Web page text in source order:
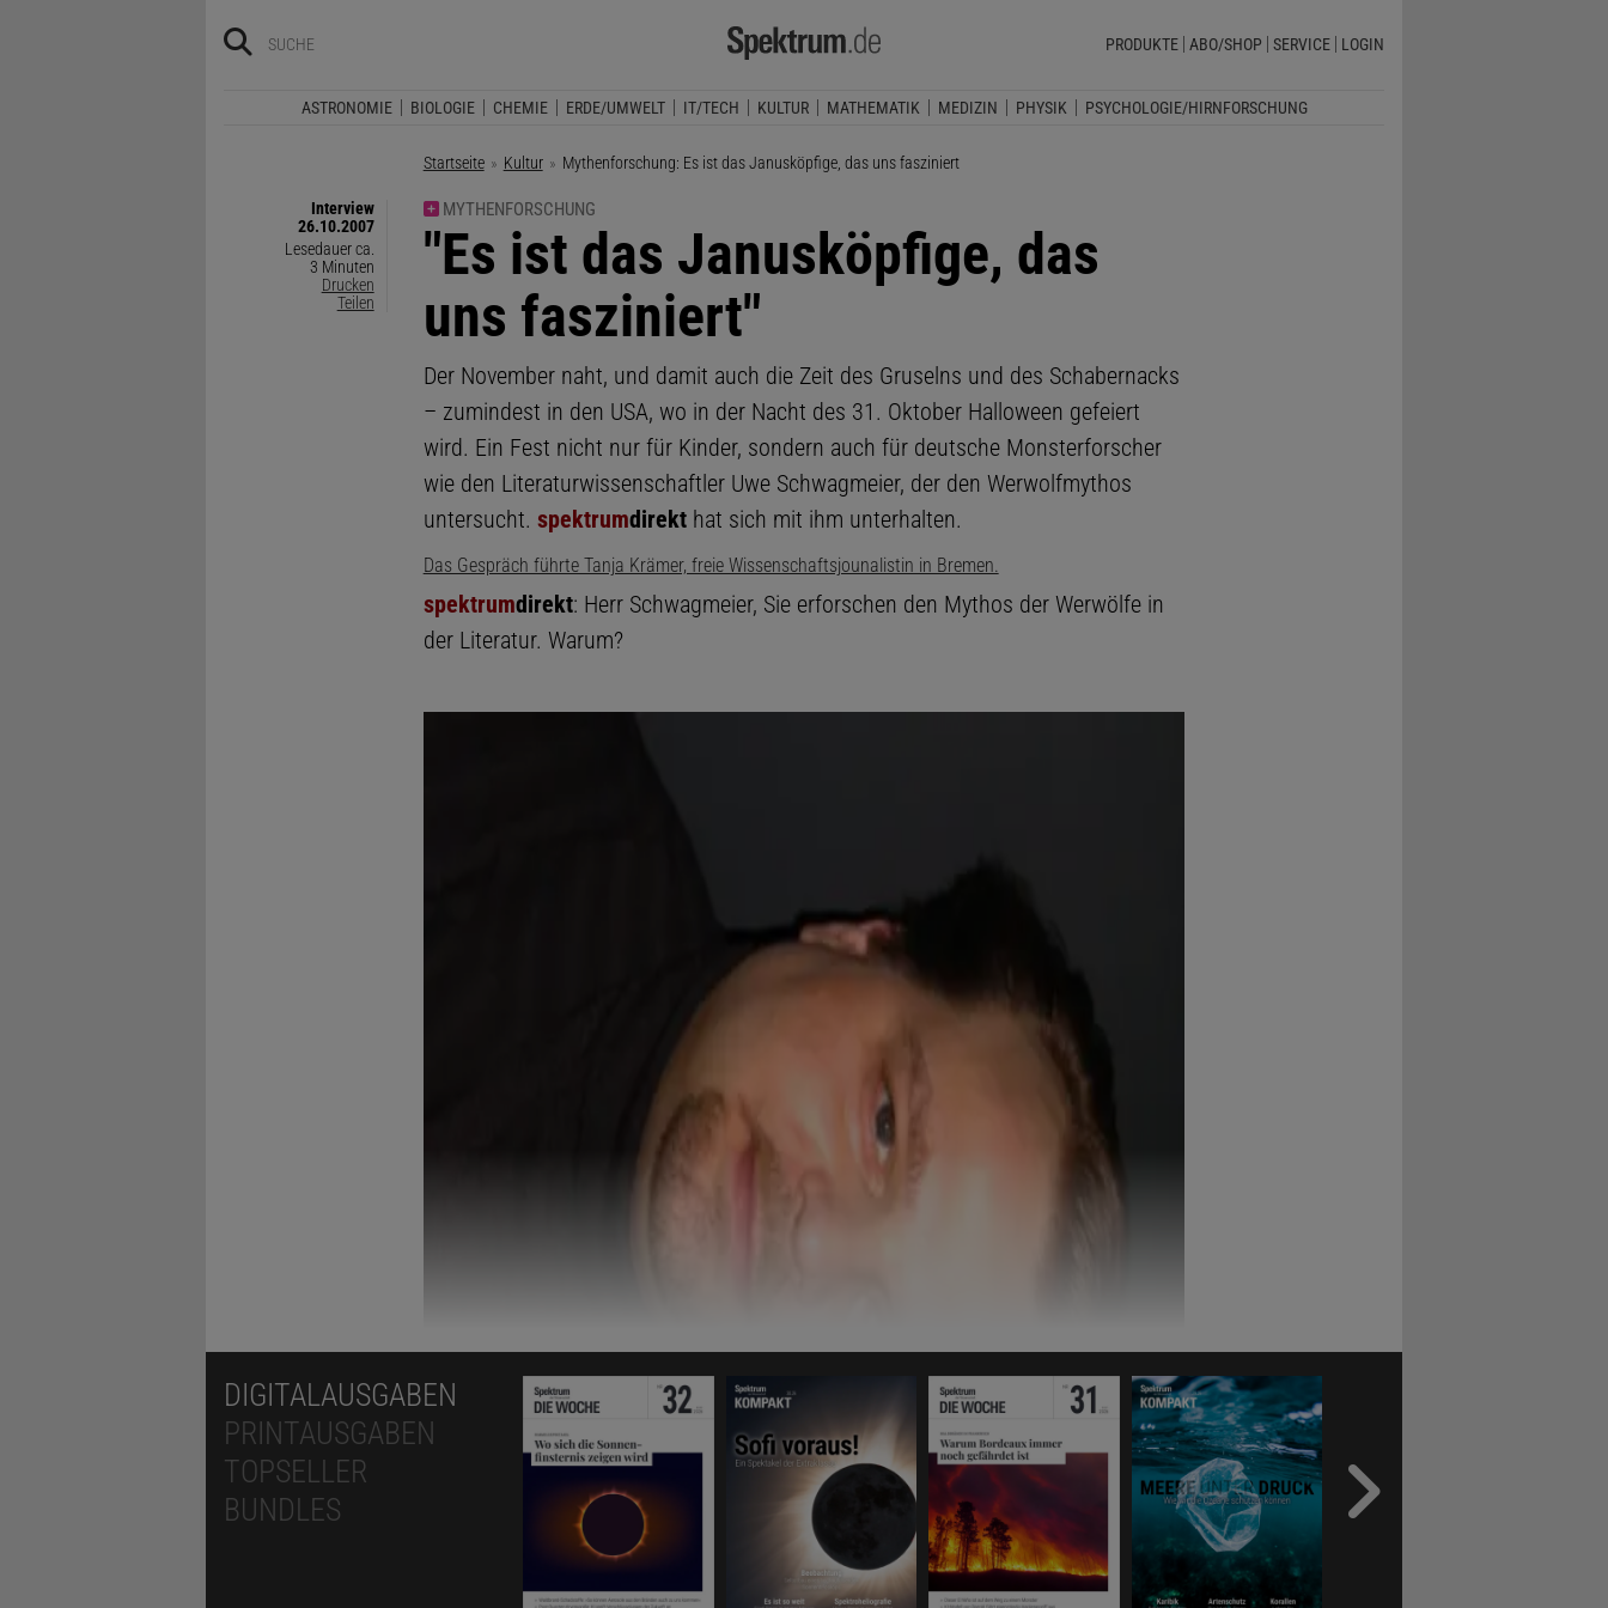
PRODUKTE ABO/SHOP SERVICE LOGIN
ASTRONOMIE BIOLOGIE CHEMIE ERDE/UMWELT IT/TECH KULTUR MATHEMATIK MEDIZIN PHYSIK PSYCHOLOGIE/HIRNFORSCHUNG
Startseite Kultur Aktuelle Seite:
Mythenforschung: Es ist das Janusköpfige, das uns fasziniert
Interview
26.10.2007
Lesedauer ca.
3 Minuten
Drucken
Teilen
MYTHENFORSCHUNG
:
"Es ist das Janusköpfige, das
uns fasziniert"
Der November naht, und damit auch die Zeit des Gruselns und des Schabernacks
– zumindest in den USA, wo in der Nacht des 31. Oktober Halloween gefeiert
wird. Ein Fest nicht nur für Kinder, sondern auch für deutsche Monsterforscher
wie den Literaturwissenschaftler Uwe Schwagmeier, der den Werwolfmythos
untersucht. spektrumdirekthat sich mit ihm unterhalten.
Das Gespräch führte Tanja Krämer, freie Wissenschaftsjounalistin in Bremen.
spektrumdirekt: Herr Schwagmeier, Sie erforschen den Mythos der Werwölfe in
der Literatur. Warum?
DIGITALAUSGABEN
PRINTAUSGABEN
TOPSELLER
BUNDLES